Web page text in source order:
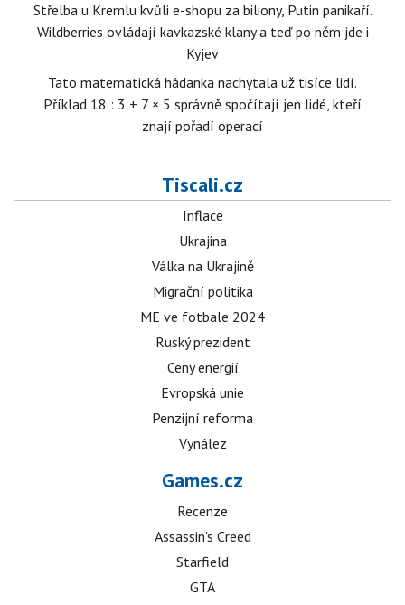
Střelba u Kremlu kvůli e-shopu za biliony, Putin panikaří.
Wildberries ovládají kavkazské klany a teď po něm jde i
Kyjev
Tato matematická hádanka nachytala už tisíce lidí.
Příklad 18 : 3 + 7 × 5 správně spočítají jen lidé, kteří
znají pořadí operací
Tiscali.cz
Inflace
Ukrajina
Válka na Ukrajině
Migrační politika
ME ve fotbale 2024
Ruský prezident
Ceny energií
Evropská unie
Penzijní reforma
Vynález
Games.cz
Recenze
Assassin's Creed
Starfield
GTA